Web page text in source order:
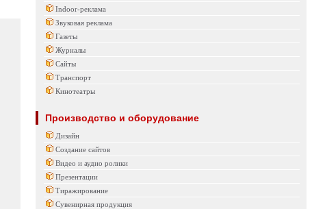
Indoor-реклама
Звуковая реклама
Газеты
Журналы
Сайты
Транспорт
Кинотеатры
Производство и оборудование
Дизайн
Создание сайтов
Видео и аудио ролики
Презентации
Тиражирование
Сувенирная продукция